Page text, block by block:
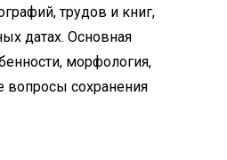
трудов и книг,
датах. Основная
морфология,
вопросы сохранения